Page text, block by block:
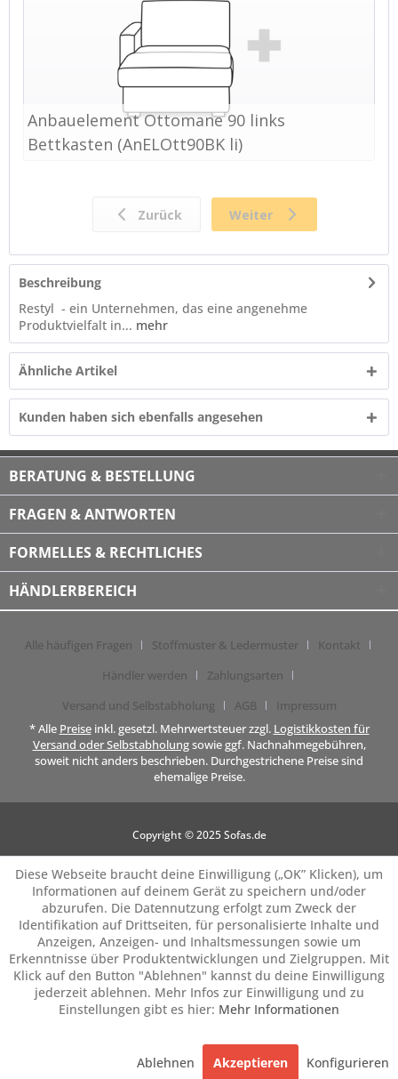
Beschreibung
Restyl - ein Unternehmen, das eine angenehme
Produktvielfalt in... mehr
Ähnliche Artikel
Kunden haben sich ebenfalls angesehen
BERATUNG & BESTELLUNG
FRAGEN & ANTWORTEN
FORMELLES & RECHTLICHES
HÄNDLERBEREICH
Alle häufigen Fragen Stoffmuster & Ledermuster
Kontakt
Händler werden
Zahlungsarten
Versand und Selbstabholung
AGB
Impressum
* Alle Preiseinkl. gesetzl. Mehrwertsteuer zzgl. Logistikkosten für
Versand oder Selbstabholungsowie ggf. Nachnahmegebühren,
soweit nicht anders beschrieben. Durchgestrichene Preise sind
ehemalige Preise.
Copyright © 2025 Sofas.de
Diese Webseite braucht deine Einwilligung („OK” Klicken), um
Informationen auf deinem Gerät zu speichern und/oder
abzurufen. Die Datennutzung erfolgt zum Zweck der
Identifikation auf Drittseiten, für personalisierte Inhalte und
Anzeigen, Anzeigen- und Inhaltsmessungen sowie um
Erkenntnisse über Produktentwicklungen und Zielgruppen. Mit
Klick auf den Button "Ablehnen" kannst du deine Einwilligung
jederzeit ablehnen. Mehr Infos zur Einwilligung und zu
Einstellungen gibt es hier: Mehr Informationen
Ablehnen Akzeptieren Konfigurieren